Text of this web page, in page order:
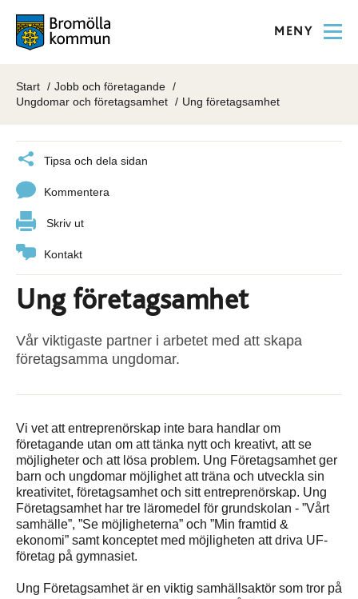
MENY
Start
Jobb och företagande
Ungdomar och företagsamhet
Ung företagsamhet
Tipsa och dela sidan
Kommentera
Skriv ut
Kontakt
Ung företagsamhet
Vår viktigaste partner i arbetet med att skapa
företagsamma ungdomar.
Vi vet att entreprenörskap inte bara handlar om
företagande utan om att tänka nytt och kreativt, att se
möjligheter och att lösa problem. Ung Företagsamhet ger
barn och ungdomar möjlighet att träna och utveckla sin
kreativitet, företagsamhet och sitt entreprenörskap. Ung
Företagsamhet har tre läromedel för grundskolan - ”Vårt
samhälle”, ”Se möjligheterna” och ”Min framtid &
ekonomi” samt konceptet med möjligheten att driva UF-
företag på gymnasiet.
Ung Företagsamhet är en viktig samhällsaktör som tror på